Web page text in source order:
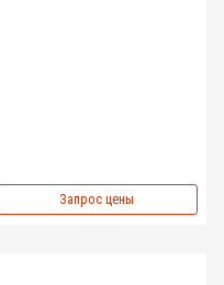
Запрос цены